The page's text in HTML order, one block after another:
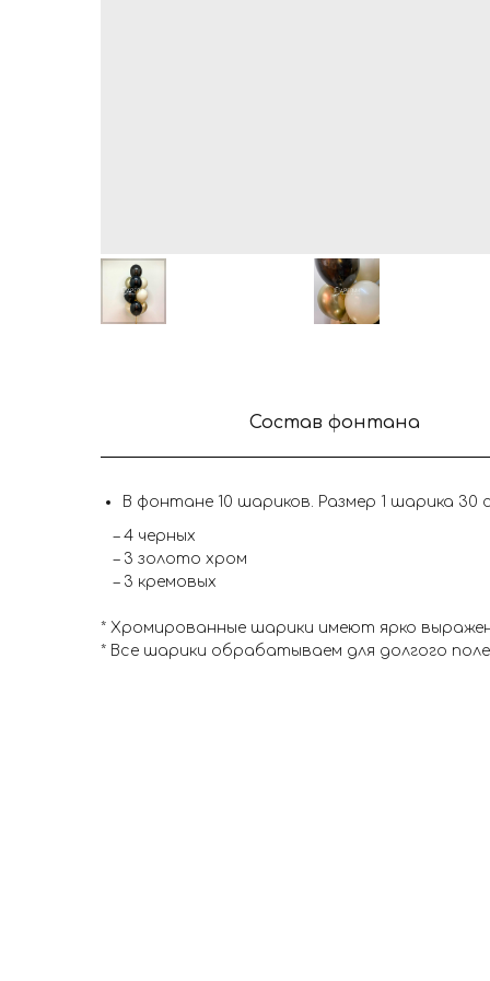
Состав фонтана
В фонтане 10 шариков. Размер 1 шарика 30
– 4 черных
– 3 золото хром
– 3 кремовых
* Хромированные шарики имеют ярко
* Все шарики обрабатываем для долгого